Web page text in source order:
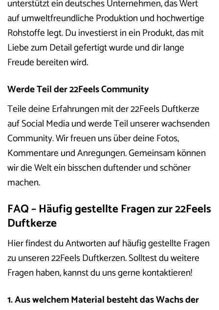
unterstützt ein deutsches Unternehmen, das Wert
auf umweltfreundliche Produktion und hochwertige
Rohstoffe legt. Du investierst in ein Produkt, das mit
Liebe zum Detail gefertigt wurde und dir lange
Freude bereiten wird.
Werde Teil der 22Feels Community
Teile deine Erfahrungen mit der 22Feels Duftkerze
auf Social Media und werde Teil unserer wachsenden
Community. Wir freuen uns über deine Fotos,
Kommentare und Anregungen. Gemeinsam können
wir die Welt ein bisschen duftender und schöner
machen.
FAQ – Häufig gestellte Fragen zur 22Feels
Duftkerze
Hier findest du Antworten auf häufig gestellte Fragen
zu unseren 22Feels Duftkerzen. Solltest du weitere
Fragen haben, kannst du uns gerne kontaktieren!
1. Aus welchem Material besteht das Wachs der